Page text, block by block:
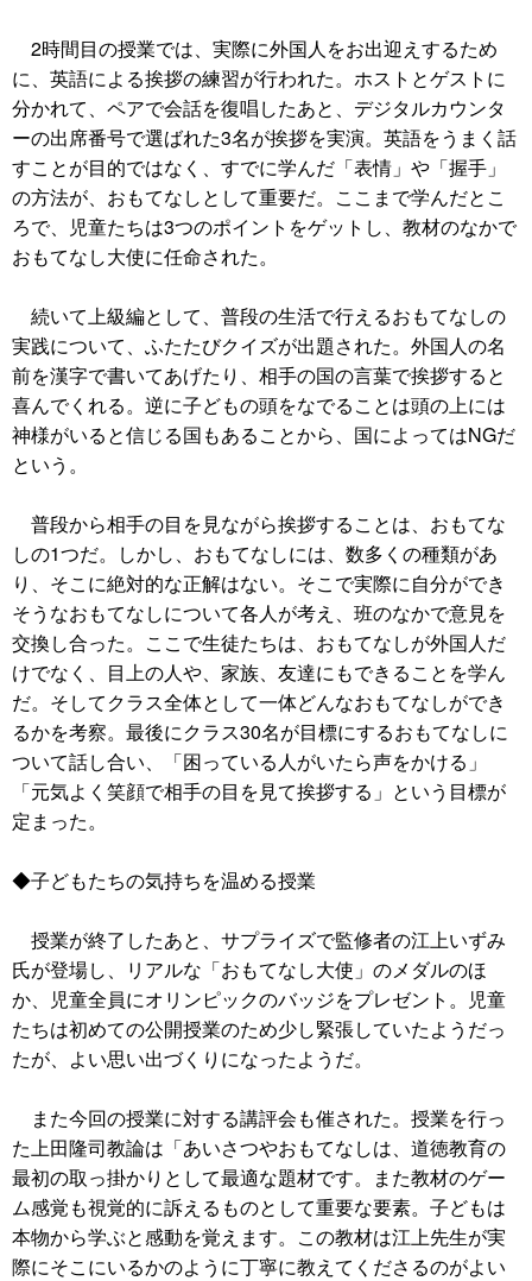
2時間目の授業では、実際に外国人をお出迎えするため
に、英語による挨拶の練習が行われた。ホストとゲストに
分かれて、ペアで会話を復唱したあと、デジタルカウンタ
ーの出席番号で選ばれた3名が挨拶を実演。英語をうまく話
すことが目的ではなく、すでに学んだ「表情」や「握手」
の方法が、おもてなしとして重要だ。ここまで学んだとこ
ろで、児童たちは3つのポイントをゲットし、教材のなかで
おもてなし大使に任命された。
続いて上級編として、普段の生活で行えるおもてなしの
実践について、ふたたびクイズが出題された。外国人の名
前を漢字で書いてあげたり、相手の国の言葉で挨拶すると
喜んでくれる。逆に子どもの頭をなでることは頭の上には
神様がいると信じる国もあることから、国によってはNGだ
という。
普段から相手の目を見ながら挨拶することは、おもてな
しの1つだ。しかし、おもてなしには、数多くの種類があ
り、そこに絶対的な正解はない。そこで実際に自分ができ
そうなおもてなしについて各人が考え、班のなかで意見を
交換し合った。ここで生徒たちは、おもてなしが外国人だ
けでなく、目上の人や、家族、友達にもできることを学ん
だ。そしてクラス全体として一体どんなおもてなしができ
るかを考察。最後にクラス30名が目標にするおもてなしに
ついて話し合い、「困っている人がいたら声をかける」
「元気よく笑顔で相手の目を見て挨拶する」という目標が
定まった。
◆子どもたちの気持ちを温める授業
授業が終了したあと、サプライズで監修者の江上いずみ
氏が登場し、リアルな「おもてなし大使」のメダルのほ
か、児童全員にオリンピックのバッジをプレゼント。児童
たちは初めての公開授業のため少し緊張していたようだっ
たが、よい思い出づくりになったようだ。
また今回の授業に対する講評会も催された。授業を行っ
た上田隆司教論は「あいさつやおもてなしは、道徳教育の
最初の取っ掛かりとして最適な題材です。また教材のゲー
ム感覚も視覚的に訴えるものとして重要な要素。子どもは
本物から学ぶと感動を覚えます。この教材は江上先生が実
際にそこにいるかのように丁寧に教えてくださるのがよい